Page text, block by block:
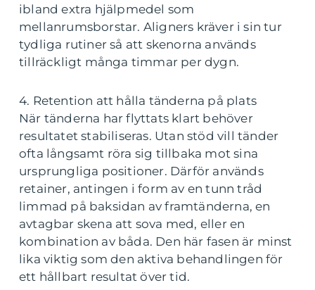
ibland extra hjälpmedel som
mellanrumsborstar. Aligners kräver i sin tur
tydliga rutiner så att skenorna används
tillräckligt många timmar per dygn.
4. Retention att hålla tänderna på plats
När tänderna har flyttats klart behöver
resultatet stabiliseras. Utan stöd vill tänder
ofta långsamt röra sig tillbaka mot sina
ursprungliga positioner. Därför används
retainer, antingen i form av en tunn tråd
limmad på baksidan av framtänderna, en
avtagbar skena att sova med, eller en
kombination av båda. Den här fasen är minst
lika viktig som den aktiva behandlingen för
ett hållbart resultat över tid.